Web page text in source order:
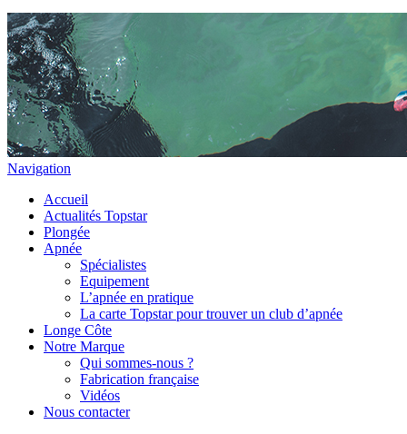
Navigation
Accueil
Actualités Topstar
Plongée
Apnée
Spécialistes
Equipement
L’apnée en pratique
La carte Topstar pour trouver un club d’apnée
Longe Côte
Notre Marque
Qui sommes-nous ?
Fabrication française
Vidéos
Nous contacter